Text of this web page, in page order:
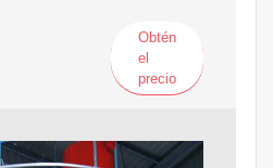
Obtén
el
precio